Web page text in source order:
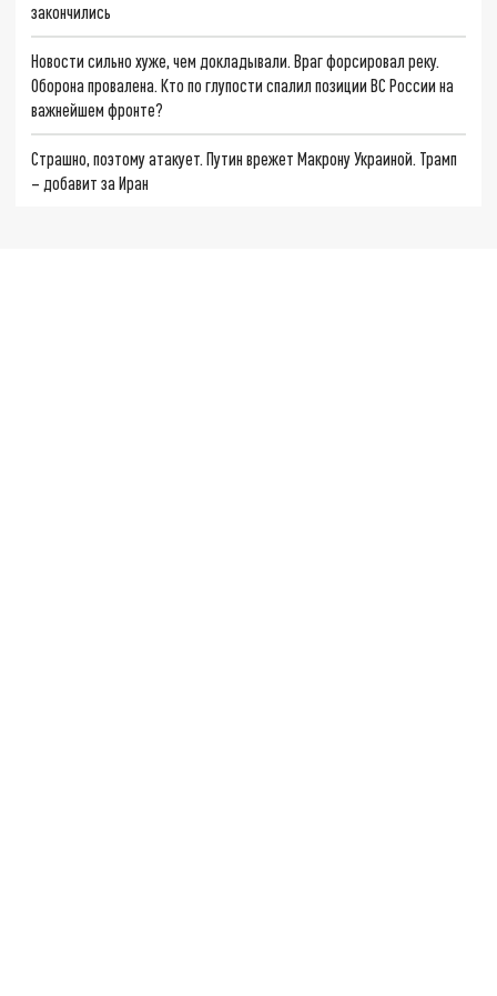
закончились
Новости сильно хуже, чем докладывали. Враг форсировал реку.
Оборона провалена. Кто по глупости спалил позиции ВС России на
важнейшем фронте?
Страшно, поэтому атакует. Путин врежет Макрону Украиной. Трамп
– добавит за Иран